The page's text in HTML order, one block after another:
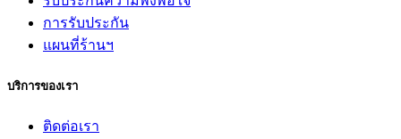
การรับประกัน
แผนที่ร้านฯ
บริการของเรา
ติดต่อเรา